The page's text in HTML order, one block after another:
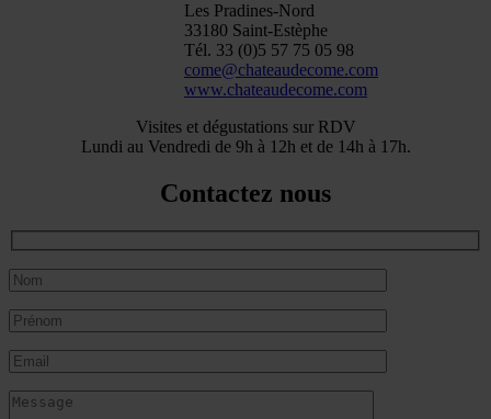
Les Pradines-Nord
33180 Saint-Estèphe
Tél. 33 (0)5 57 75 05 98
come@chateaudecome.com
www.chateaudecome.com
Visites et dégustations sur RDV
Lundi au Vendredi de 9h à 12h et de 14h à 17h.
Contactez nous